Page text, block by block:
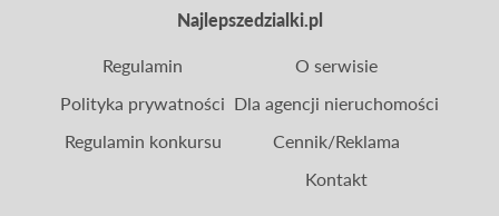
Najlepszedzialki.pl
Regulamin
Polityka prywatności
Regulamin konkursu
O serwisie
Dla agencji nieruchomości
Cennik/Reklama
Kontakt